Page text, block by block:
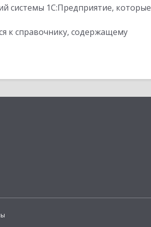
системы 1С:Предприятие, которые
к справочнику, содержащему